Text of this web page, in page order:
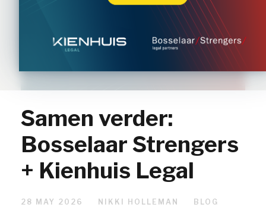
Samen verder:
Bosselaar Strengers
+ Kienhuis Legal
28 MAY 2026 NIKKI HOLLEMAN BLOG